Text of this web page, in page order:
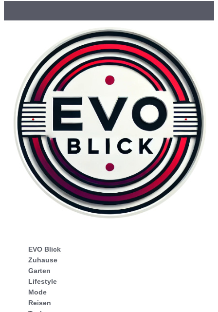
EVO Blick
Zuhause
Garten
Lifestyle
Mode
Reisen